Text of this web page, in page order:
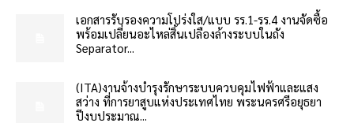
เอกสารรับรองความโปร่งใส/แบบ รร.1-รร.4 งานจัดซื้อ
พร้อมเปลี่ยนอะไหล่สิ้นเปลืองล้างระบบในถัง
Separator...
(ITA)งานจ้างบำรุงรักษาระบบควบคุมไฟฟ้าและแสง
สว่าง ที่การยาสูบแห่งประเทศไทย พระนครศรีอยุธยา
ปีงบประมาณ...